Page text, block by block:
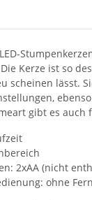
Kerze ist so
scheinen lässt.
gibt es
2xAA (nicht
ohne